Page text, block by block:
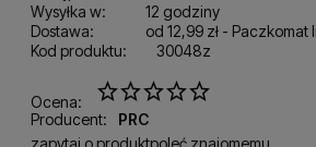
Wysyłka w:
12 godziny
Dostawa:
od 12,99 zł - Paczkomat
Cena nie zawiera ewentualnych kosztów
Kod produktu: 30048z
Ocena:
Producent:
PRC
zapytaj o produktpoleć znajomemu